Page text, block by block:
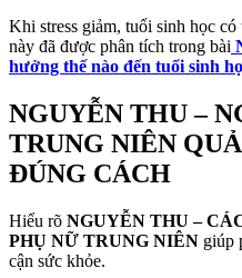
Khi stress giảm, tuổi sinh học
này đã được phân tích trong bài
hưởng thế nào đến tuổi sinh
NGUYỄN THU –
TRUNG NIÊN
ĐÚNG CÁCH
Hiểu rõ NGUYỄN THU –
PHỤ NỮ TRUNG NIÊN giúp
cận sức khỏe.